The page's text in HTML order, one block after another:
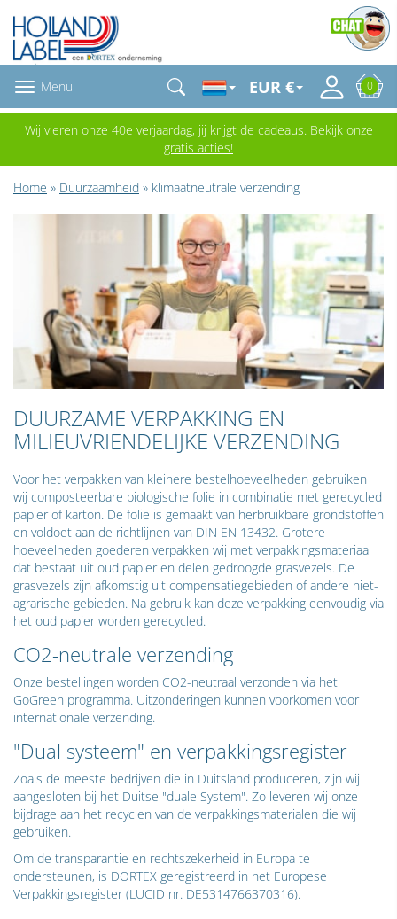
Menu EUR € 0
Wij vieren onze 40e verjaardag, jij krijgt de cadeaus. Bekijk onze
gratis acties!
Home » Duurzaamheid » klimaatneutrale verzending
DUURZAME VERPAKKING EN
MILIEUVRIENDELIJKE VERZENDING
Voor het verpakken van kleinere bestelhoeveelheden gebruiken
wij composteerbare biologische folie in combinatie met gerecycled
papier of karton. De folie is gemaakt van herbruikbare grondstoffen
en voldoet aan de richtlijnen van DIN EN 13432. Grotere
hoeveelheden goederen verpakken wij met verpakkingsmateriaal
dat bestaat uit oud papier en delen gedroogde grasvezels. De
grasvezels zijn afkomstig uit compensatiegebieden of andere niet-
agrarische gebieden. Na gebruik kan deze verpakking eenvoudig via
het oud papier worden gerecycled.
CO2-neutrale verzending
Onze bestellingen worden CO2-neutraal verzonden via het
GoGreen programma. Uitzonderingen kunnen voorkomen voor
internationale verzending.
"Dual systeem" en verpakkingsregister
Zoals de meeste bedrijven die in Duitsland produceren, zijn wij
aangesloten bij het Duitse "duale System". Zo leveren wij onze
bijdrage aan het recyclen van de verpakkingsmaterialen die wij
gebruiken.
Om de transparantie en rechtszekerheid in Europa te
ondersteunen, is DORTEX geregistreerd in het Europese
Verpakkingsregister (LUCID nr. DE5314766370316).